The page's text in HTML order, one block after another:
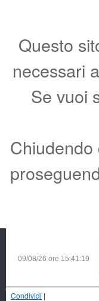
Questo
necessari
Se vuoi
09/08/26 ore 15:41:20
Condividi |